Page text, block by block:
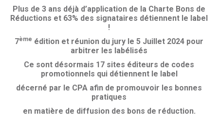
Plus de 3 ans déjà d’application de la Charte Bons de
Réductions et 63% des signataires détiennent le label
!
7ème édition et réunion du jury le 5 Juillet 2024 pour
arbitrer les labélisés
Ce sont désormais 17 sites éditeurs de codes
promotionnels qui détiennent le label
décerné par le CPA afin de promouvoir les bonnes
pratiques
en matière de diffusion des bons de réduction.